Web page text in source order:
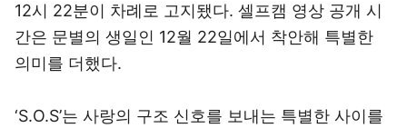
12시 22분이 차례로 고지됐다. 셀프캠 영상 공개 시
간은 문별의 생일인 12월 22일에서 착안해 특별한
의미를 더했다.
‘S.O.S’는 사랑의 구조 신호를 보내는 특별한 사이를